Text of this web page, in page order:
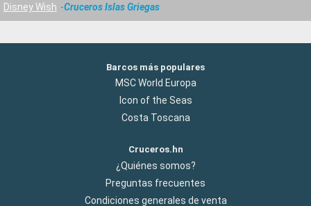
Disney Wish
Cruceros Islas Griegas
Barcos más populares
MSC World Europa
Icon of the Seas
Costa Toscana
Cruceros.hn
¿Quiénes somos?
Preguntas frecuentes
Condiciones generales de venta